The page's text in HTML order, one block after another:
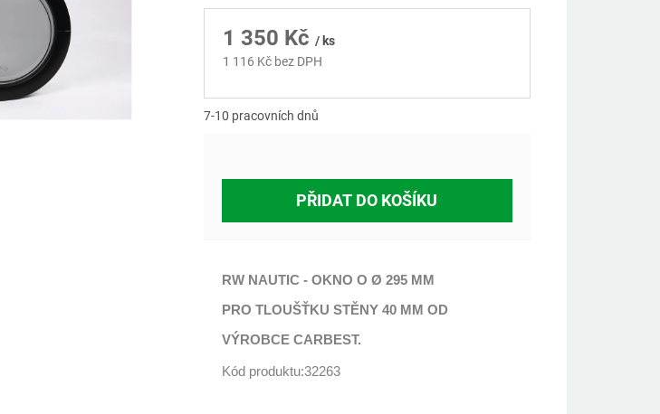
1 350 Kč / ks
1 116 Kč bez DPH
7-10 pracovních dnů
PŘIDAT DO KOŠÍKU
RW NAUTIC - OKNO O Ø 295 MM
PRO TLOUŠŤKU STĚNY 40 MM OD
VÝROBCE CARBEST.
Kód produktu:32263